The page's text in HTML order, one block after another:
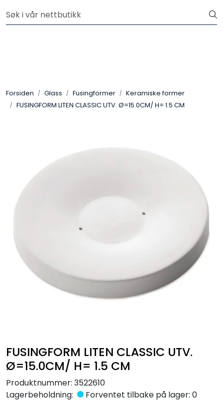
Velkommen til vår nye nettbutikk! Besøk Min side for mer
Forsiden Glass Fusingformer
Keramiske former
FUSINGFORM LITEN CLASSIC UTV. Ø=15.0CM/ H= 1.5 CM
FUSINGFORM LITEN CLASSIC UTV.
Ø=15.0CM/ H= 1.5 CM
Produktnummer: 3522610
Lagerbeholdning:
Forventet tilbake på lager: 0
Pulverglasur
Ovner
Pensler
Gipsformer